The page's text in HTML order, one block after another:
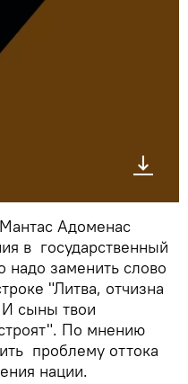
Адоменас
в государственный
надо заменить слово
"Литва, отчизна
сыны твои
По мнению
проблему оттока
нации.